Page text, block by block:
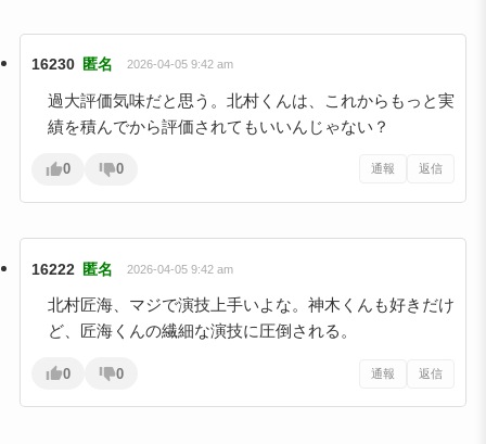
16230 匿名 2026-04-05 9:42 am
過大評価気味だと思う。北村くんは、これからもっと実
績を積んでから評価されてもいいんじゃない？
0 0 通報 返信
16222 匿名 2026-04-05 9:42 am
北村匠海、マジで演技上手いよな。神木くんも好きだけ
ど、匠海くんの繊細な演技に圧倒される。
0 0 通報 返信